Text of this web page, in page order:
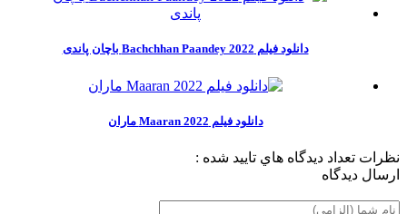
دانلود فیلم Bachchhan Paandey 2022 باچان پاندی
دانلود فیلم Maaran 2022 ماران
نظرات تعداد ديدگاه هاي تاييد شده :
ارسال ديدگاه